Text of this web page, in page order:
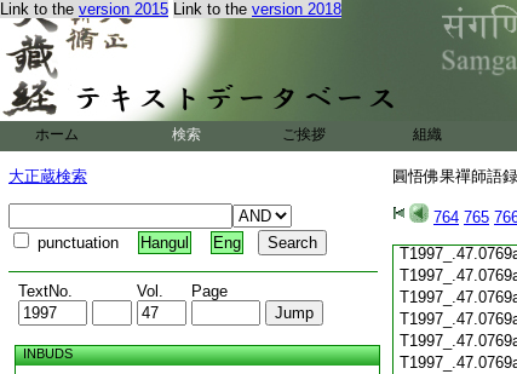
Link to the version 2015 Link to the version 2018
ホーム 検索 ご挨拶 組織
大正蔵検索
punctuation Hangul Eng
TextNo. Vol. Page
INBUDS
圓悟佛果禪師語
764 765